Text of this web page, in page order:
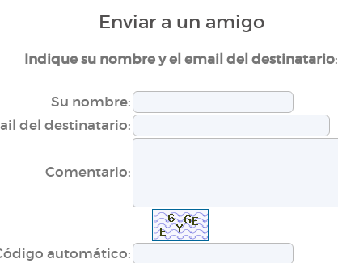
Enviar a un amigo
Indique su nombre y el email del destinatario:
Su nombre:
del destinatario:
Comentario:
automático: